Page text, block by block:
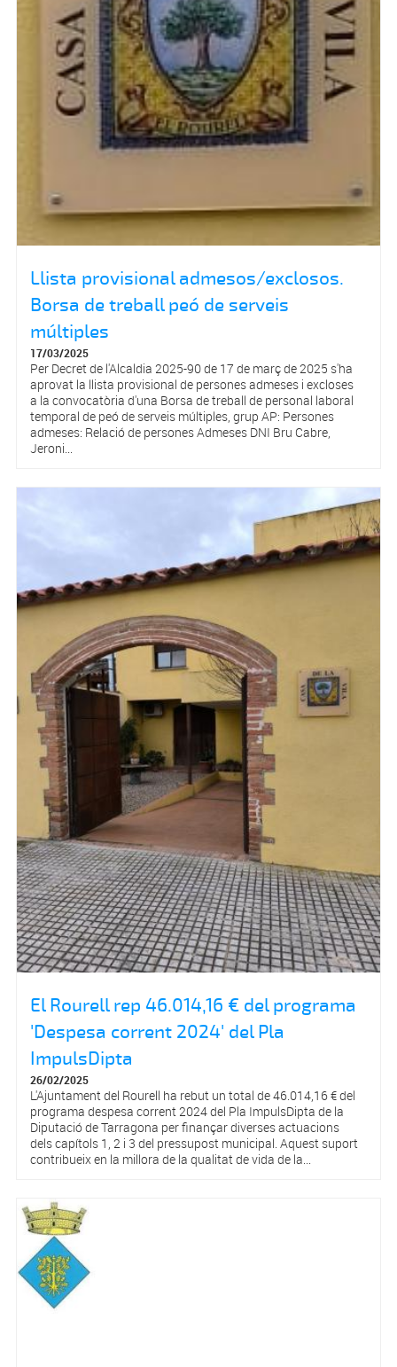
Llista provisional admesos/exclosos.
Borsa de treball peó de serveis
múltiples
17/03/2025
Per Decret de l'Alcaldia 2025-90 de 17 de març de 2025 s'ha
aprovat la llista provisional de persones admeses i excloses
a la convocatòria d'una Borsa de treball de personal laboral
temporal de peó de serveis múltiples, grup AP: Persones
admeses: Relació de persones Admeses DNI Bru Cabre,
Jeroni...
El Rourell rep 46.014,16 € del programa
'Despesa corrent 2024' del Pla
ImpulsDipta
26/02/2025
L'Ajuntament del Rourell ha rebut un total de 46.014,16 € del
programa despesa corrent 2024 del Pla ImpulsDipta de la
Diputació de Tarragona per finançar diverses actuacions
dels capítols 1, 2 i 3 del pressupost municipal. Aquest suport
contribueix en la millora de la qualitat de vida de la...